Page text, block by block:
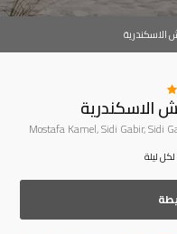
الاسكندرية
الاسكندرية
Mostafa Kamel, Sidi Gabir, Sidi
ليلة